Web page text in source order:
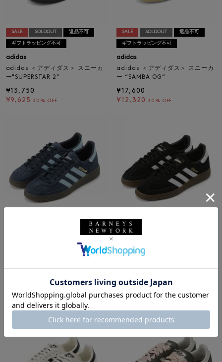
SALE SOLDOUT 返品不可
ギフトラッピング不可
adidas
adidas ＜アディダス＞ スニーカ
ー"SUPERSTAR 2"
¥13,750
¥9,625 30% OFF
SALE SOLDOUT 返品不可
ギフトラッピング不可
adidas
adidas ＜アディダス＞ スニーカ
ー “SAMBA OG“
¥17,600
¥12,320 30% OFF
¥11,165 30% OFF
SALE
adidas
¥11,165 30% OFF